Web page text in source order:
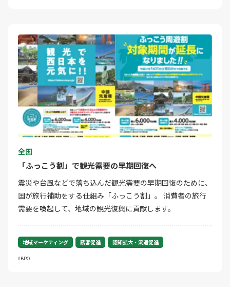
全国
「ふっこう割」で観光需要の早期回復へ
震災や台風などで落ち込んだ観光需要の早期回復のために、
国が旅行補助をする仕組み「ふっこう割」。 消費者の旅行
需要を喚起して、地域の観光復興に貢献します。
地域マーケティング 誘客促進 認知拡大・流通促進
BPO